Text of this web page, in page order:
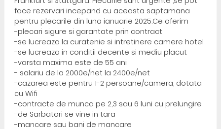
face rezervari incepand cu aceasta saptamana
pentru plecarile din luna ianuarie 2025.Ce oferim
-plecari sigure si garantate prin contract
-se lucreaza la curatenie si intretinere camere hotel
-se lucreaza in conditii decente si mediu placut
-varsta maxima este de 55 ani
- salariu de la 2000e/net la 2400e/net
-cazarea este pentru 1-2 persoane/camera, dotata
cu Wifi
-contracte de munca pe 2,3 sau 6 luni cu prelungire
-de Sarbatori se vine in tara
-mancare sau bani de mancare